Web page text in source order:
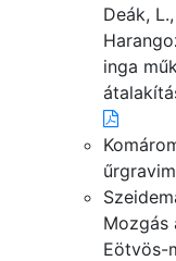
Deák,
inga
Mozgás
Eötvös-